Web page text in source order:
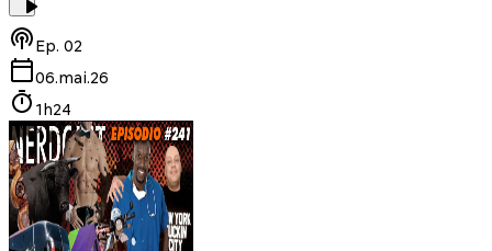
Ep. 02
06.mai.26
1h24